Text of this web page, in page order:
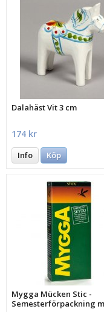
Dalahäst Vit 3 cm
174 kr
Info Köp
Mygga Mücken Stic -
Semesterförpackning